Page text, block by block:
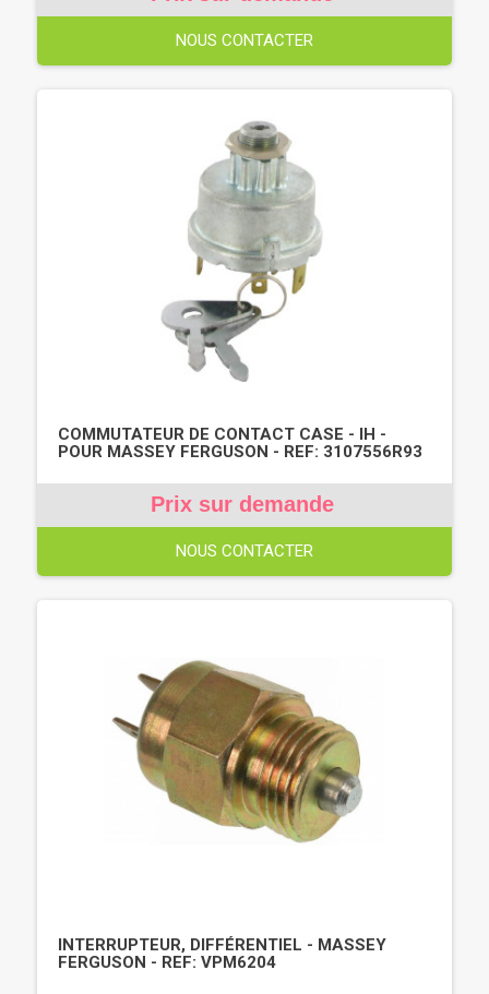
NOUS CONTACTER
COMMUTATEUR DE CONTACT CASE - IH -
POUR MASSEY FERGUSON - REF: 3107556R93
Prix sur demande
NOUS CONTACTER
INTERRUPTEUR, DIFFÉRENTIEL - MASSEY
FERGUSON - REF: VPM6204